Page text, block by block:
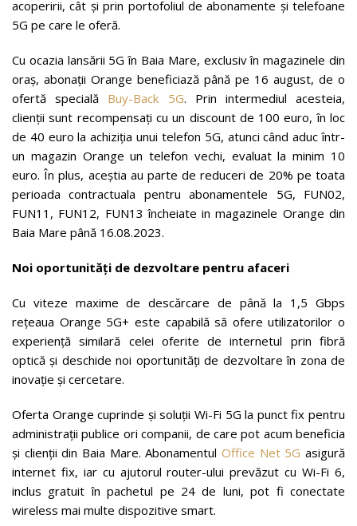
acoperirii, cât și prin portofoliul de abonamente și telefoane
5G pe care le oferă.
Cu ocazia lansării 5G în Baia Mare, exclusiv în magazinele din
oraș, abonații Orange beneficiază până pe 16 august, de o
ofertă specială Buy-Back 5G. Prin intermediul acesteia,
clienții sunt recompensați cu un discount de 100 euro, în loc
de 40 euro la achiziția unui telefon 5G, atunci când aduc într-
un magazin Orange un telefon vechi, evaluat la minim 10
euro. În plus, aceștia au parte de reduceri de 20% pe toata
perioada contractuala pentru abonamentele 5G, FUN02,
FUN11, FUN12, FUN13 încheiate in magazinele Orange din
Baia Mare până 16.08.2023.
Noi oportunități de dezvoltare pentru afaceri
Cu viteze maxime de descărcare de până la 1,5 Gbps
rețeaua Orange 5G+ este capabilă să ofere utilizatorilor o
experienţă similară celei oferite de internetul prin fibră
optică și deschide noi oportunități de dezvoltare în zona de
inovație și cercetare.
Oferta Orange cuprinde și soluții Wi-Fi 5G la punct fix pentru
administrații publice ori companii, de care pot acum beneficia
și clienții din Baia Mare. Abonamentul Office Net 5G asigură
internet fix, iar cu ajutorul router-ului prevăzut cu Wi-Fi 6,
inclus gratuit în pachetul pe 24 de luni, pot fi conectate
wireless mai multe dispozitive smart.